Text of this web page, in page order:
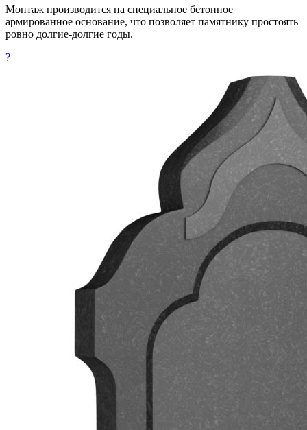
Монтаж производится на специальное бетонное
армированное основание, что позволяет памятнику простоять
ровно долгие-долгие годы.
?